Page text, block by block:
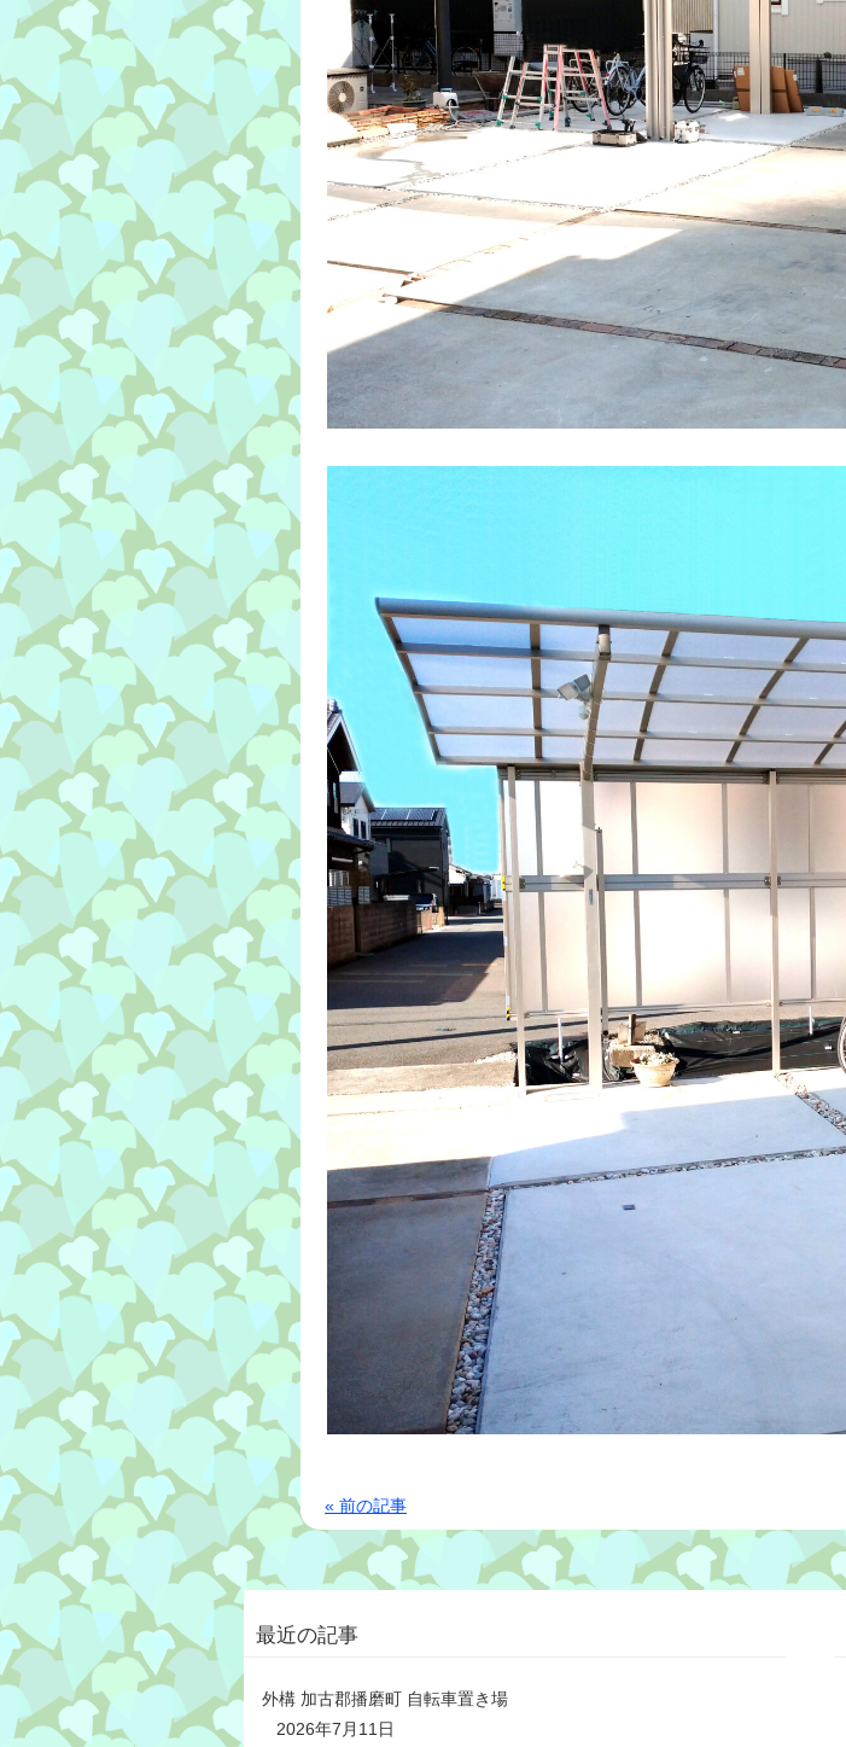
« 前の記事
最近の記事
外構 加古郡播磨町 自転車置き場
2026年7月11日